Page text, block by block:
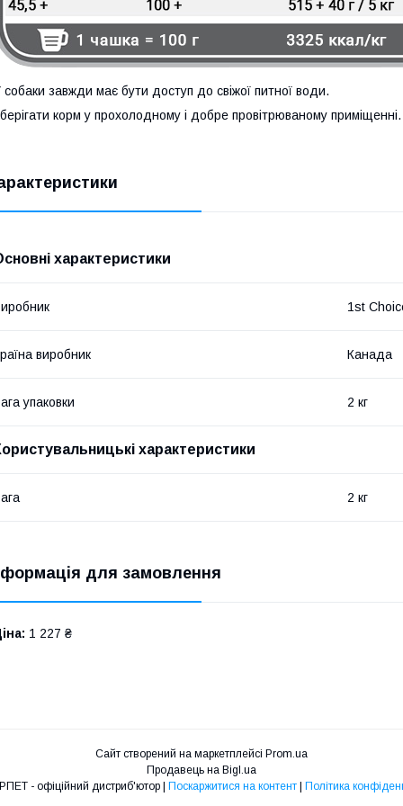
собаки завжди має бути доступ до свіжої питної води.
корм у прохолодному і добре провітрюваному приміщенні.
характеристики
1st
виробник Канада
упаковки 2 кг
характеристики
2 кг
для замовлення
1 227 ₴
Сайт створений на маркетплейсі Prom.ua
Продавець на Bigl.ua
ТОВ УКРПЕТ - офіційний дистриб'ютор | Поскаржитися на контент | Політика